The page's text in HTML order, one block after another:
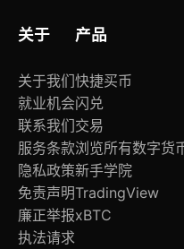
关于
关于我们
就业机会
联系我们
服务条款
隐私政策
免责声明
廉正举报
执法请求
产品
快捷买币
闪兑
交易
浏览所有数字货
新手学院
TradingView
xBTC